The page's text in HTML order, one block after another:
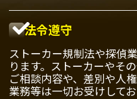
法令遵守
ストーカー規制法や探偵
ります。ストーカーやそ
ご相談内容や、差別や人
業務等は一切お受けしてお